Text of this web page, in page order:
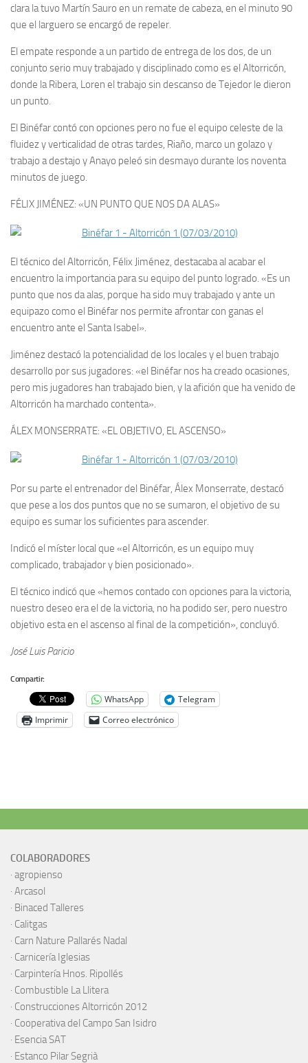
clara la tuvo Martín Sauro en un remate de cabeza, en el minuto 90
que el larguero se encargó de repeler.
El empate responde a un partido de entrega de los dos, de un
conjunto serio muy trabajado y disciplinado como es el Altorricón,
donde la Ribera, Loren el trabajo sin descanso de Tejedor le dieron
un punto.
El Binéfar contó con opciones pero no fue el equipo celeste de la
fluidez y verticalidad de otras tardes, Riaño, marco un golazo y
trabajo a destajo y Anayo peleó sin desmayo durante los noventa
minutos de juego.
FÉLIX JIMÉNEZ: «UN PUNTO QUE NOS DA ALAS»
El técnico del Altorricón, Félix Jiménez, destacaba al acabar el
encuentro la importancia para su equipo del punto logrado. «Es un
punto que nos da alas, porque ha sido muy trabajado y ante un
equipazo como el Binéfar nos permite afrontar con ganas el
encuentro ante el Santa Isabel».
Jiménez destacó la potencialidad de los locales y el buen trabajo
desarrollo por sus jugadores: «el Binéfar nos ha creado ocasiones,
pero mis jugadores han trabajado bien, y la afición que ha venido de
Altorricón ha marchado contenta».
ÁLEX MONSERRATE: «EL OBJETIVO, EL ASCENSO»
Por su parte el entrenador del Binéfar, Álex Monserrate, destacó
que pese a los dos puntos que no se sumaron, el objetivo de su
equipo es sumar los suficientes para ascender.
Indicó el míster local que «el Altorricón, es un equipo muy
complicado, trabajador y bien posicionado».
El técnico indicó que «hemos contado con opciones para la victoria,
nuestro deseo era el de la victoria, no ha podido ser, pero nuestro
objetivo esta en el ascenso al final de la competición», concluyó.
José Luis Paricio
Compartir:
WhatsApp
Telegram
Imprimir
Correo electrónico
COLABORADORES
· agropienso
· Arcasol
· Binaced Talleres
· Calitgas
· Carn Nature Pallarés Nadal
· Carnicería Iglesias
· Carpintería Hnos. Ripollés
· Combustible La Llitera
· Construcciones Altorricón 2012
· Cooperativa del Campo San Isidro
· Esencia SAT
· Estanco Pilar Segrià